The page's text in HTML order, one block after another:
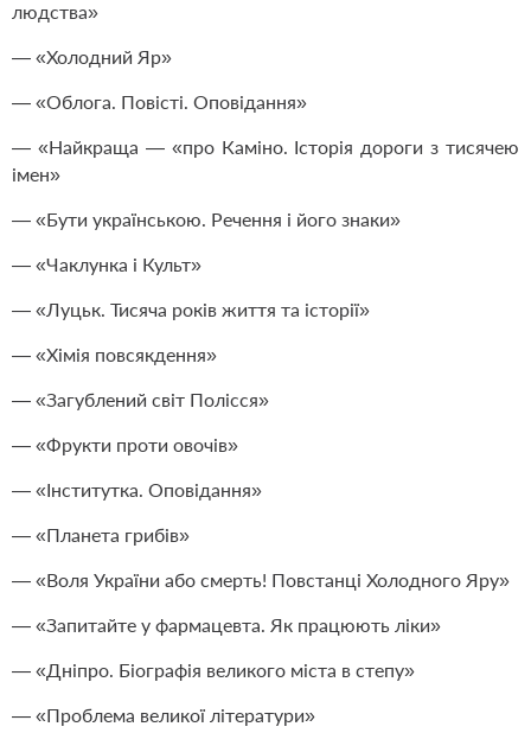
людства»
— «Холодний Яр»
— «Облога. Повісті. Оповідання»
— «Найкраща — «про Каміно. Історія дороги з тисячею
імен»
— «Бути українською. Речення і його знаки»
— «Чаклунка і Культ»
— «Луцьк. Тисяча років життя та історії»
— «Хімія повсякдення»
— «Загублений світ Полісся»
— «Фрукти проти овочів»
— «Інститутка. Оповідання»
— «Планета грибів»
— «Воля України або смерть! Повстанці Холодного Яру»
— «Запитайте у фармацевта. Як працюють ліки»
— «Дніпро. Біографія великого міста в степу»
— «Проблема великої літератури»